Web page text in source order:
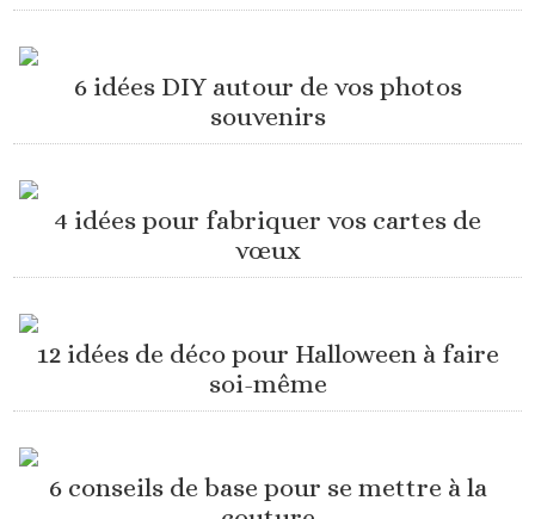
6 idées DIY autour de vos photos
souvenirs
4 idées pour fabriquer vos cartes de
vœux
12 idées de déco pour Halloween à faire
soi-même
6 conseils de base pour se mettre à la